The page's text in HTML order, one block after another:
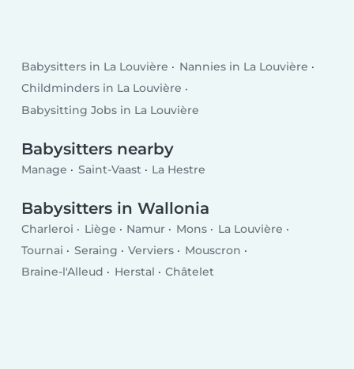
Babysitters in La Louvière
Nannies in La Louvière
Childminders in La Louvière
Babysitting Jobs in La Louvière
Babysitters nearby
Manage Saint-Vaast La Hestre
Babysitters in Wallonia
Charleroi Liège Namur Mons
La Louvière
Tournai
Seraing Verviers
Mouscron
Braine-l'Alleud
Herstal Châtelet